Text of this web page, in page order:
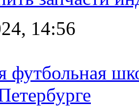
14:56
футбольная